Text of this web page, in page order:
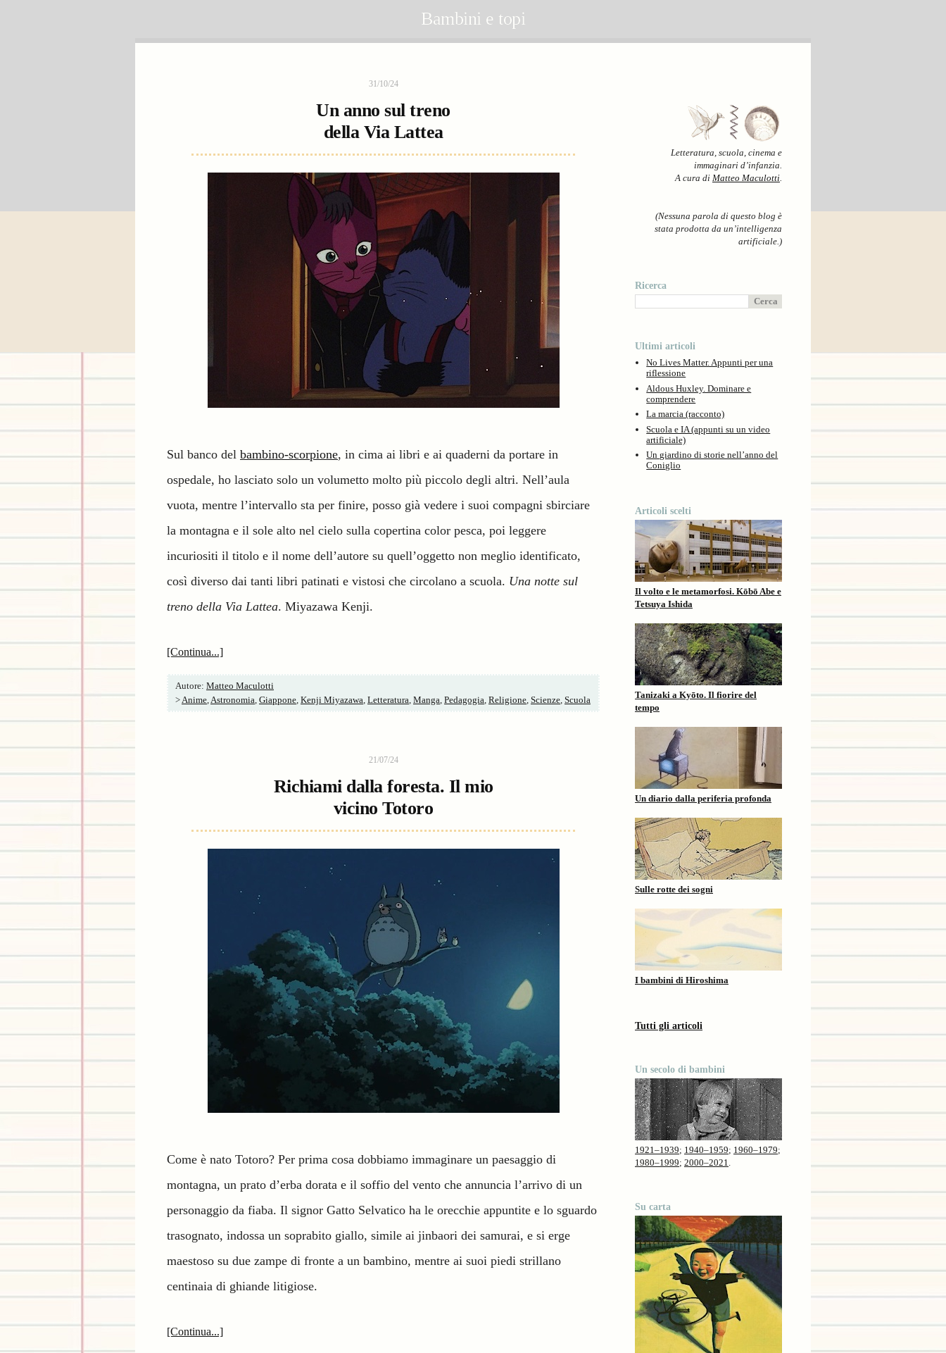
Bambini e topi
31/10/24
Un anno sul treno
della Via Lattea
Sul banco del bambino-scorpione, in cima ai libri e ai quaderni da portare in
ospedale, ho lasciato solo un volumetto molto più piccolo degli altri. Nell’aula
vuota, mentre l’intervallo sta per finire, posso già vedere i suoi compagni sbirciare
la montagna e il sole alto nel cielo sulla copertina color pesca, poi leggere
incuriositi il titolo e il nome dell’autore su quell’oggetto non meglio identificato,
così diverso dai tanti libri patinati e vistosi che circolano a scuola. Una notte sul
treno della Via Lattea. Miyazawa Kenji.
[Continua...]
Autore: Matteo Maculotti
>Anime,Astronomia, Giappone, Kenji Miyazawa, Letteratura, Manga, Pedagogia, Religione, Scienze, Scuola
21/07/24
Richiami dalla foresta. Il mio
vicino Totoro
Come è nato Totoro? Per prima cosa dobbiamo immaginare un paesaggio di
montagna, un prato d’erba dorata e il soffio del vento che annuncia l’arrivo di un
personaggio da fiaba. Il signor Gatto Selvatico ha le orecchie appuntite e lo sguardo
trasognato, indossa un soprabito giallo, simile ai jinbaori dei samurai, e si erge
maestoso su due zampe di fronte a un bambino, mentre ai suoi piedi strillano
centinaia di ghiande litigiose.
[Continua...]
Letteratura, scuola, cinema e
immaginari d’infanzia.
A cura di Matteo Maculotti.
(Nessuna parola di questo blog è
stata prodotta da un’intelligenza
artificiale.)
Ricerca
Ultimi articoli
No Lives Matter. Appunti per una
riflessione
Aldous Huxley. Dominare e
comprendere
La marcia (racconto)
Scuola e IA (appunti su un video
artificiale)
Un giardino di storie nell’anno del
Coniglio
Articoli scelti
Il volto e le metamorfosi. Kōbō Abe e
Tetsuya Ishida
Tanizaki a Kyōto. Il fiorire del
tempo
Un diario dalla periferia profonda
Sulle rotte dei sogni
I bambini di Hiroshima
Tutti gli articoli
Un secolo di bambini
1921–1939; 1940–1959; 1960–1979;
1980–1999; 2000–2021
Su carta